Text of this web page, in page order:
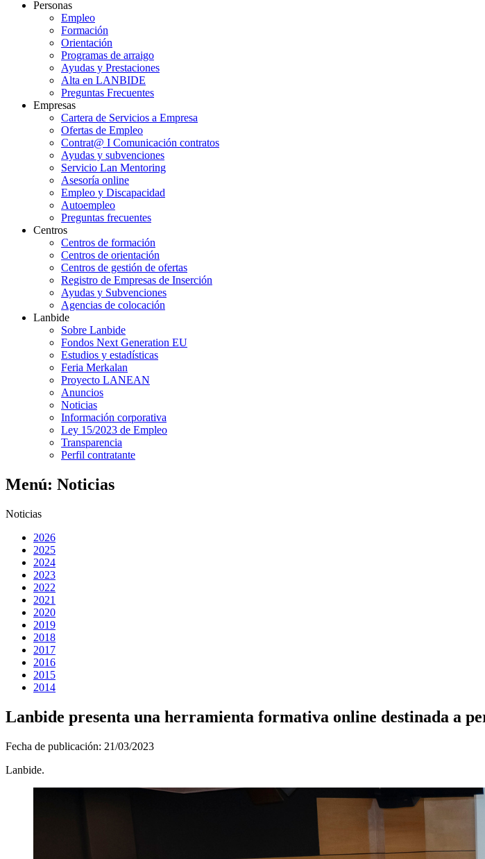
Personas
Empleo
Formación
Orientación
Programas de arraigo
Ayudas y Prestaciones
Alta en LANBIDE
Preguntas Frecuentes
Empresas
Cartera de Servicios a Empresa
Ofertas de Empleo
Contrat@ I Comunicación contratos
Ayudas y subvenciones
Servicio Lan Mentoring
Asesoría online
Empleo y Discapacidad
Autoempleo
Preguntas frecuentes
Centros
Centros de formación
Centros de orientación
Centros de gestión de ofertas
Registro de Empresas de Inserción
Ayudas y Subvenciones
Agencias de colocación
Lanbide
Sobre Lanbide
Fondos Next Generation EU
Estudios y estadísticas
Feria Merkalan
Proyecto LANEAN
Anuncios
Noticias
Información corporativa
Ley 15/2023 de Empleo
Transparencia
Perfil contratante
Menú: Noticias
Noticias
2026
2025
2024
2023
2022
2021
2020
2019
2018
2017
2016
2015
2014
Lanbide presenta una herramienta formativa online destinada a
Fecha de publicación: 21/03/2023
Lanbide.